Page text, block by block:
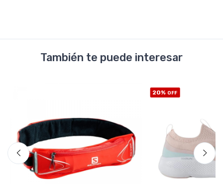
También te puede interesar
20% OFF